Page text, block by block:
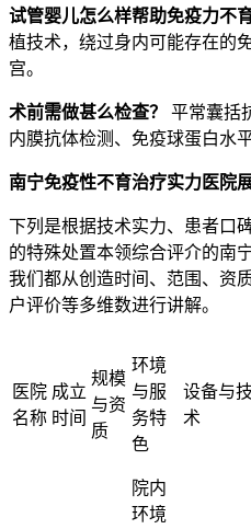
试管婴儿怎么样帮助免疫力不育
植技术，绕过身内可能存在的
宫。
术前需做甚么检查？
平常囊括
内膜抗体检测、免疫球蛋白水
南宁免疫性不育治疗实力医院
下列是根据技术实力、患者口
的特殊处置本领综合评介的南
我们都从创造时间、范围、资
户评价等多维数进行讲解。
医院
名称
成立
时间
规模
与资
质
环境
与服
务特
色
设备与技
术
院内
环境